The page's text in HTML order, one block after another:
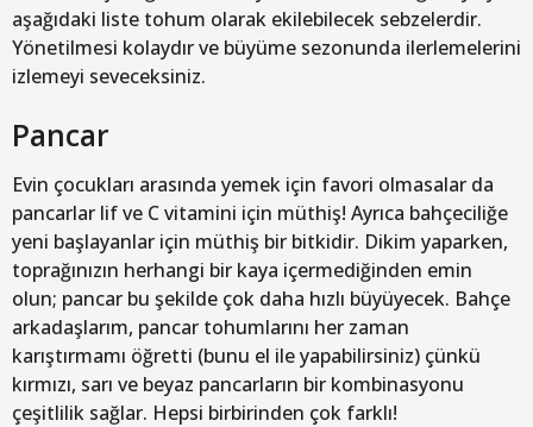
aşağıdaki liste tohum olarak ekilebilecek sebzelerdir.
Yönetilmesi kolaydır ve büyüme sezonunda ilerlemelerini
izlemeyi seveceksiniz.
Pancar
Evin çocukları arasında yemek için favori olmasalar da
pancarlar lif ve C vitamini için müthiş! Ayrıca bahçeciliğe
yeni başlayanlar için müthiş bir bitkidir. Dikim yaparken,
toprağınızın herhangi bir kaya içermediğinden emin
olun; pancar bu şekilde çok daha hızlı büyüyecek. Bahçe
arkadaşlarım, pancar tohumlarını her zaman
karıştırmamı öğretti (bunu el ile yapabilirsiniz) çünkü
kırmızı, sarı ve beyaz pancarların bir kombinasyonu
çeşitlilik sağlar. Hepsi birbirinden çok farklı!